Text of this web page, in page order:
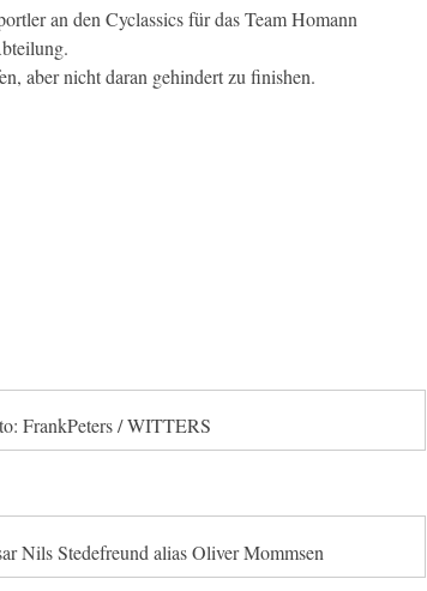
an den Cyclassics für das Team Homann
aber nicht daran gehindert zu finishen.
FrankPeters / WITTERS
Nils Stedefreund alias Oliver Mommsen